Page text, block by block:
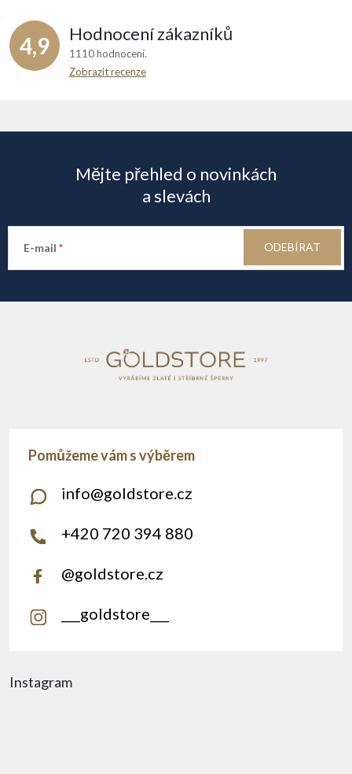
4,9 Hodnocení zákazníků
1110 hodnocení
Zobrazit recenze
a
t
Mějte přehled o novinkách
a slevách
E-mail ODEBÍRAT
Instagram
info@goldstore.cz
+420 720 394 880
@goldstore.cz
___goldstore___